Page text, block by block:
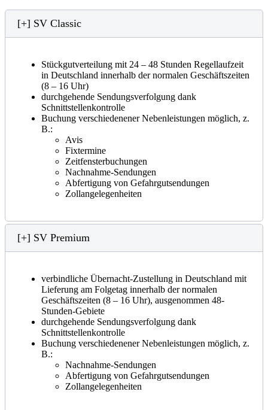
[+] SV Classic
Stückgutverteilung mit 24 – 48 Stunden Regellaufzeit
in Deutschland innerhalb der normalen Geschäftszeiten
(8 – 16 Uhr)
durchgehende Sendungsverfolgung dank
Schnittstellenkontrolle
Buchung verschiedenener Nebenleistungen möglich, z.
B.:
Avis
Fixtermine
Zeitfensterbuchungen
Nachnahme-Sendungen
Abfertigung von Gefahrgutsendungen
Zollangelegenheiten
[+] SV Premium
verbindliche Übernacht-Zustellung in Deutschland mit
Lieferung am Folgetag innerhalb der normalen
Geschäftszeiten (8 – 16 Uhr), ausgenommen 48-
Stunden-Gebiete
durchgehende Sendungsverfolgung dank
Schnittstellenkontrolle
Buchung verschiedenener Nebenleistungen möglich, z.
B.:
Nachnahme-Sendungen
Abfertigung von Gefahrgutsendungen
Zollangelegenheiten